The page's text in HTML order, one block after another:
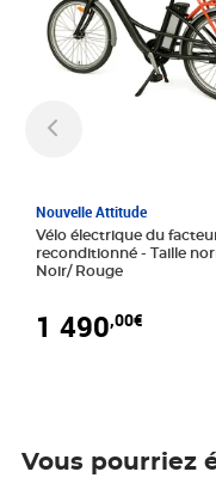
Nouvelle Attitude
Vélo électrique du
reconditionné - Taille normale -
Noir/ Rouge
1 490,00€
Vous pourriez